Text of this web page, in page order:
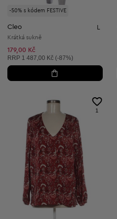
-50% s kódem FESTIVE
Cleo L
Krátká sukně
179,00 Kč
Doporučená cena:
RRP 1 487,00 Kč (-87%)
1